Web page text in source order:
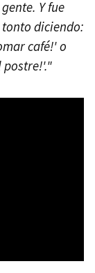
Y fue
diciendo:
café!' o
postre!'."